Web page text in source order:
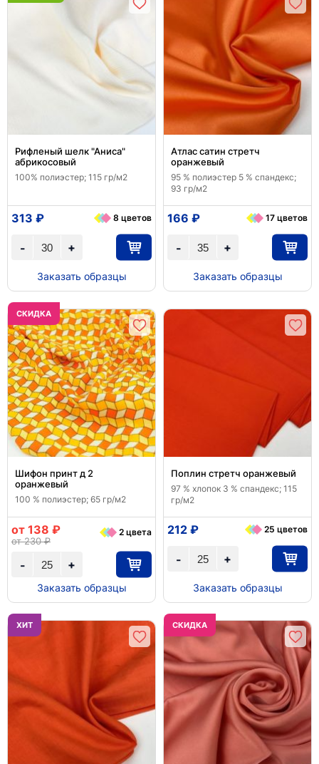
Рифленый шелк "Аниса"
абрикосовый
100% полиэстер; 115 гр/м2
+
-
313 ₽ 8 цветов
Заказать образцы
Атлас сатин стретч
оранжевый
95 % полиэстер 5 % спандекс;
93 гр/м2
+
-
166 ₽ 17 цветов
Заказать образцы
CКИДКА
Шифон принт д 2
оранжевый
100 % полиэстер; 65 гр/м2
+
-
от 138 ₽
от 230 ₽
2 цвета
Заказать образцы
Поплин стретч оранжевый
97 % хлопок 3 % спандекс; 115
гр/м2
+
-
212 ₽ 25 цветов
Заказать образцы
ХИТ CКИДКА